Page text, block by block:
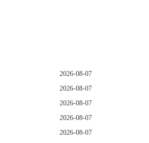
2026-08-07
2026-08-07
2026-08-07
2026-08-07
2026-08-07